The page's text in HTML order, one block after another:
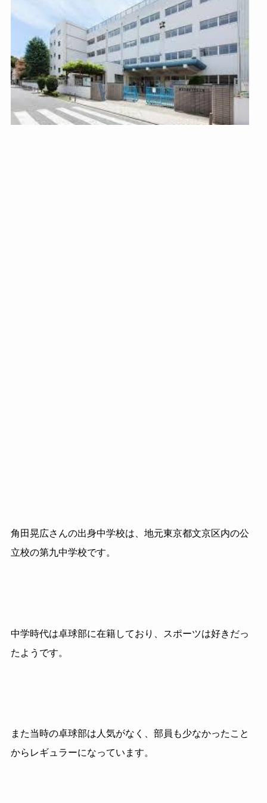
角田晃広さんの出身中学校は、地元東京都文京区内の公
立校の第九中学校です。
中学時代は卓球部に在籍しており、スポーツは好きだっ
たようです。
また当時の卓球部は人気がなく、部員も少なかったこと
からレギュラーになっています。